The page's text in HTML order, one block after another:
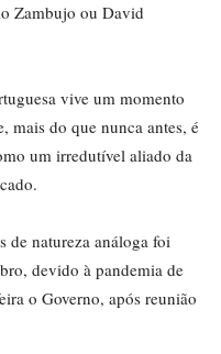
Zambujo ou David
vive um momento
mais do que nunca antes, é
um irredutível aliado da
de natureza análoga foi
devido à pandemia de
o Governo, após reunião